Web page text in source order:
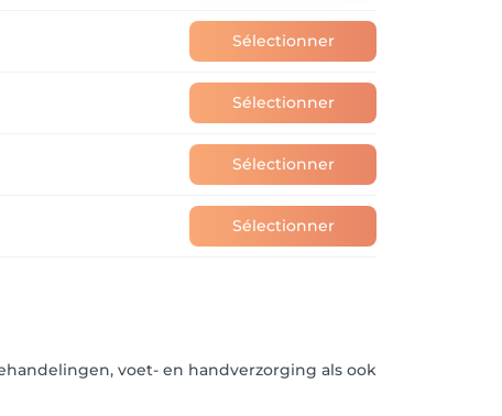
Sélectionner
Sélectionner
Sélectionner
Sélectionner
voet- en handverzorging als ook